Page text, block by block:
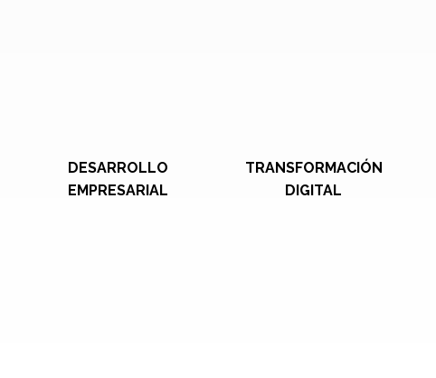
DESARROLLO
EMPRESARIAL
TRANSFORMACIÓN
DIGITAL